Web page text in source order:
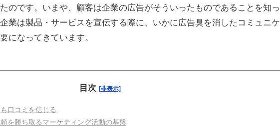
のです。いまや、顧客は企業の広告がそういったものであることを知っ
業は製品・サービスを宣伝する際に、いかに広告臭を消したコミュニケ
になってきています。
目次 [非表示]
口コミを信じる
を勝ち取るマーケティング活動の基盤